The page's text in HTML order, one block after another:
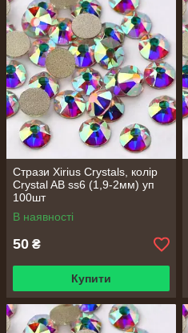
Стрази Xirius Crystals, колір
Сrystal AB ss6 (1,9-2мм) уп
100шт
В наявності
50 ₴
Купити